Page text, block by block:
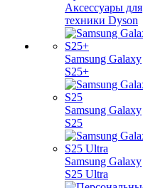
Аксессуары для
техники Dyson
Samsung Galaxy
S25+
Samsung Galaxy
S25
Samsung Galaxy
S25 Ultra